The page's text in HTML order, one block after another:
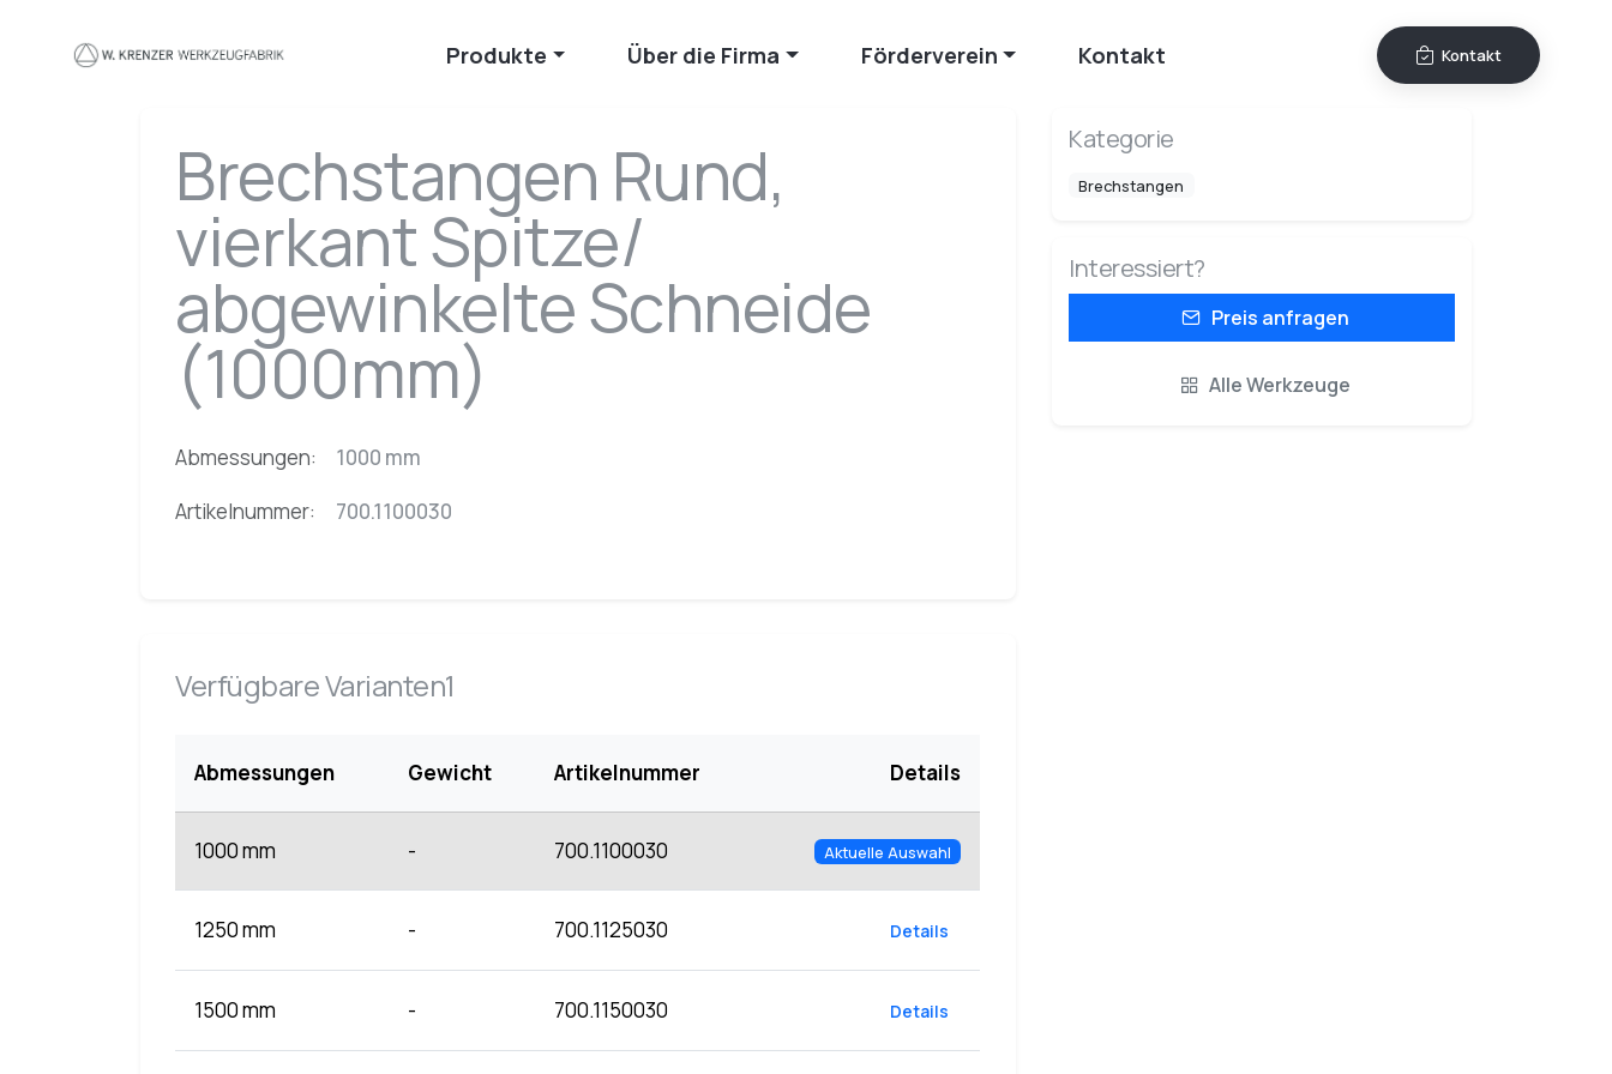
Produkte Über die Firma Förderverein Kontakt Kontakt
Brechstangen Rund,
vierkant Spitze/
abgewinkelte Schneide
(1000mm)
Abmessungen:
1000 mm
Artikelnummer:
700.1100030
Verfügbare Varianten1
Abmessungen Gewicht Artikelnummer Details
1000 mm - 700.1100030 Aktuelle Auswahl
1250 mm - 700.1125030 Details
1500 mm - 700.1150030 Details
Kategorie
Brechstangen
Interessiert?
Preis anfragen
Alle Werkzeuge